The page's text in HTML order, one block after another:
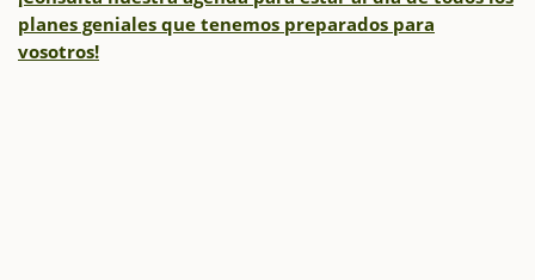
planes geniales que tenemos preparados para
vosotros!